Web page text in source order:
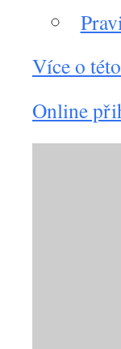
Více o
Online